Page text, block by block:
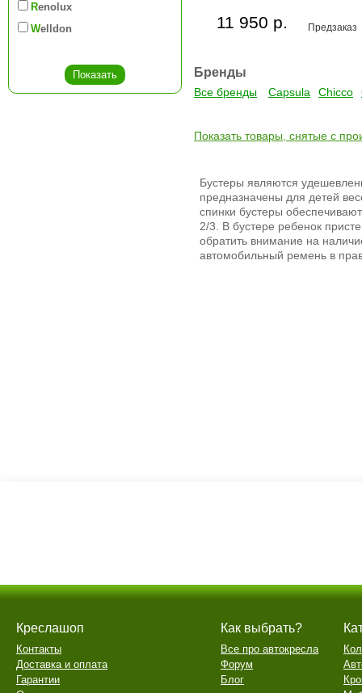
Renolux
Welldon
Предзаказ
11 950 р.
Бренды
Все бренды Capsula Chicco
Показать товары, снятые с
Бустеры являются
предназначены для детей
спинки бустеры
2/3. В бустере ребенок
обратить внимание на
автомобильный ремень в
Креслашоп
Контакты
Доставка и оплата
Гарантии
Как выбрать?
Все про автокресла
Форум
Блог